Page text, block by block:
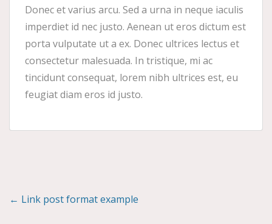
Donec et varius arcu. Sed a urna in neque iaculis
imperdiet id nec justo. Aenean ut eros dictum est
porta vulputate ut a ex. Donec ultrices lectus et
consectetur malesuada. In tristique, mi ac
tincidunt consequat, lorem nibh ultrices est, eu
feugiat diam eros id justo.
Posts
← Link post format example